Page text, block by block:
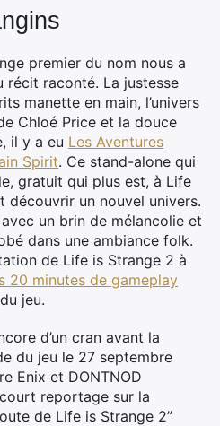
premier du nom nous a
récit raconté. La justesse
manette en main, l’univers
Chloé Price et la douce
il y a eu Les Aventures
Spirit. Ce stand-alone qui
gratuit qui plus est, à Life
découvrir un nouvel univers.
un brin de mélancolie et
dans une ambiance folk.
de Life is Strange 2 à
20 minutes de gameplay
jeu.
d’un cran avant la
du jeu le 27 septembre
Enix et DONTNOD
reportage sur la
de Life is Strange 2”